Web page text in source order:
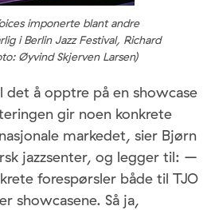
imponerte blant andre
i Berlin Jazz Festival, Richard
Øyvind Skjerven Larsen)
å opptre på en showcase
gir noen konkrete
markedet, sier Bjørn
jazzsenter, og legger til: –
forespørsler både til TJO
showcasene. Så ja,